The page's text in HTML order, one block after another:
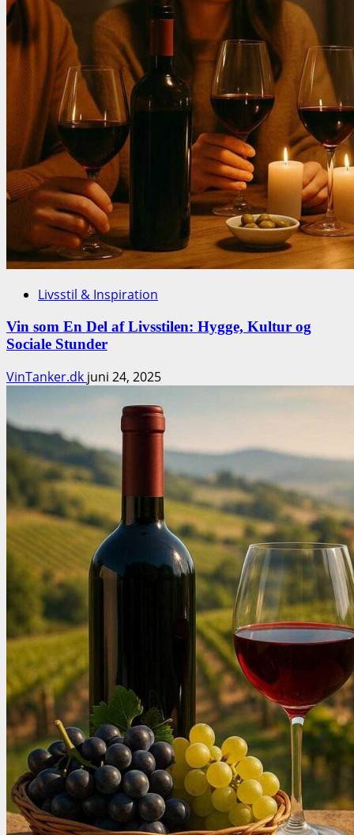
Livsstil & Inspiration
Vin som En Del af Livsstilen: Hygge, Kultur og
Sociale Stunder
VinTanker.dk juni 24, 2025